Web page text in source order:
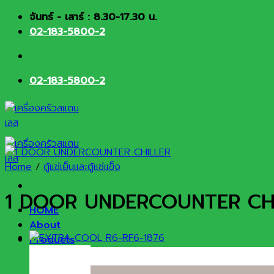
Skip จันทร์ - เสาร์ : 8.30-17.30 น.
02-183-5800-2
02-183-5800-2
HOME
About
Products
Home / ตู้แช่เย็นและตู้แช่แข็ง
1 DOOR UNDERCOUNTER